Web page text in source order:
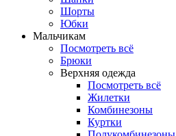
Шорты
Юбки
Мальчикам
Посмотреть всё
Брюки
Верхняя одежда
Посмотреть всё
Жилетки
Комбинезоны
Куртки